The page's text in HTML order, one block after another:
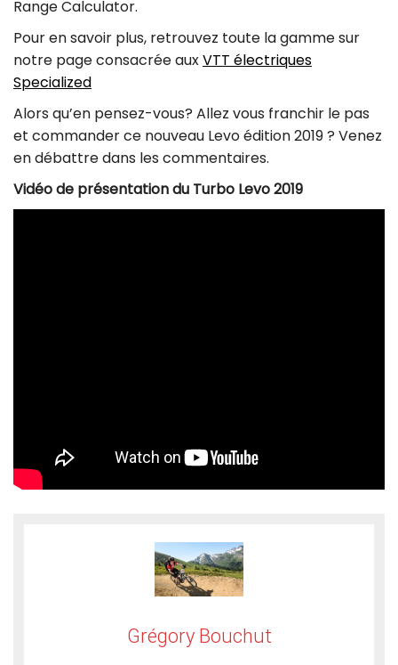
Range Calculator.
Pour en savoir plus, retrouvez toute la gamme sur
notre page consacrée auxVTT électriques
Specialized
Alors qu’en pensez-vous? Allez vous franchir le pas
et commander ce nouveau Levo édition 2019 ? Venez
en débattre dans les commentaires.
Vidéo de présentation du Turbo Levo 2019
Grégory Bouchut